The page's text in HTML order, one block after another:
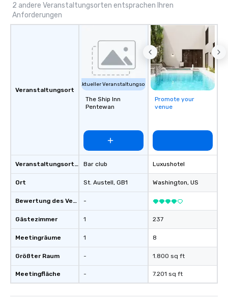
We’re proud to be
professionals for our
flexibility, and reliable
2 andere Veranstaltungsorten entsprachen Ihren
Anforderungen
Veranstaltungsort
Veranstaltungsortstyp
Ort
Bewertung des Veranstaltungsortes
Gästezimmer
Meetingräume
Größter Raum
Meetingfläche
Aktueller Veranstaltungsort
The Ship Inn
Pentewan
Bar club
St. Austell, GB1
-
1
1
-
-
Promote your
venue
Luxushotel
Washington, US
237
8
1.800 sq ft
7.201 sq ft